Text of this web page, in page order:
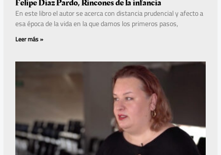
En este libro el autor se acerca con distancia prudencial y afecto a
esa época de la vida en la que damos los primeros pasos,
Leer más »